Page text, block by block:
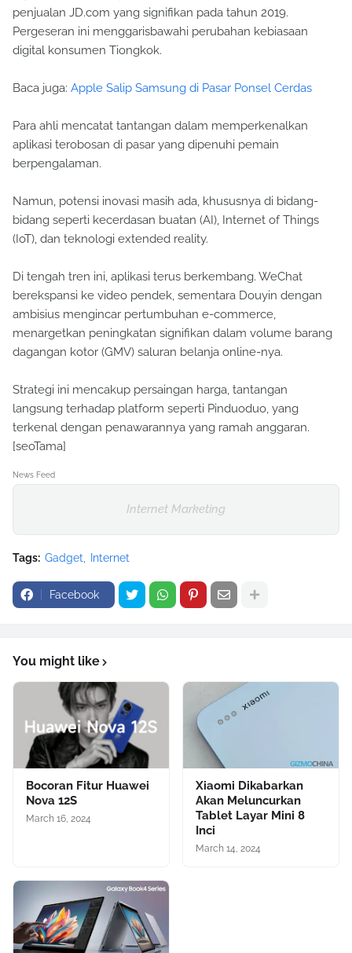
penjualan JD.com yang signifikan pada tahun 2019.
Pergeseran ini menggarisbawahi perubahan kebiasaan
digital konsumen Tiongkok.
Baca juga: Apple Salip Samsung di Pasar Ponsel Cerdas
Para ahli mencatat tantangan dalam memperkenalkan
aplikasi terobosan di pasar yang dipenuhi pemain
berpengalaman.
Namun, potensi inovasi masih ada, khususnya di bidang-
bidang seperti kecerdasan buatan (AI), Internet of Things
(IoT), dan teknologi extended reality.
Di tengah tren ini, aplikasi terus berkembang. WeChat
berekspansi ke video pendek, sementara Douyin dengan
ambisius mengincar pertumbuhan e-commerce,
menargetkan peningkatan signifikan dalam volume barang
dagangan kotor (GMV) saluran belanja online-nya.
Strategi ini mencakup persaingan harga, tantangan
langsung terhadap platform seperti Pinduoduo, yang
terkenal dengan penawarannya yang ramah anggaran.
[seoTama]
News Feed
Internet Marketing
Tags: Gadget Internet
Facebook
You might like
Bocoran Fitur Huawei
Nova 12S
March 16, 2024
Xiaomi Dikabarkan
Akan Meluncurkan
Tablet Layar Mini 8
Inci
March 14, 2024